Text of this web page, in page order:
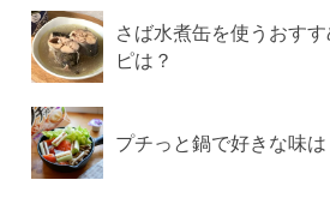
さば水煮缶を使うおす
ピは？
プチっと鍋で好きな味は